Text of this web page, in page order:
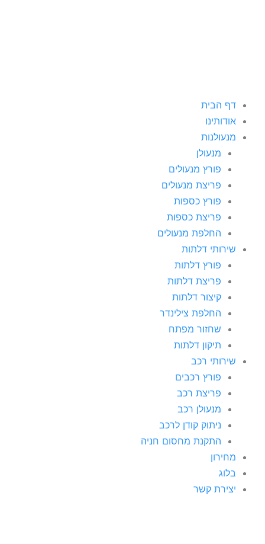
דף הבית
אודותינו
מנעולנות
מנעולן
פורץ מנעולים
פריצת מנעולים
פורץ כספות
פריצת כספות
החלפת מנעולים
שירותי דלתות
פורץ דלתות
פריצת דלתות
קיצור דלתות
החלפת צילינדר
שחזור מפתח
תיקון דלתות
שירותי רכב
פורץ רכבים
פריצת רכב
מנעולן רכב
ניתוק קודן לרכב
התקנת מחסום חניה
מחירון
בלוג
יצירת קשר